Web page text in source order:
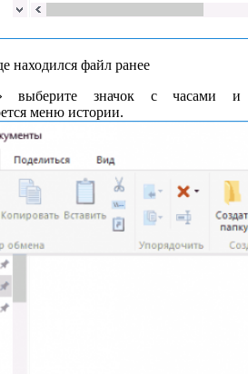
находился файл ранее
выберите значок с часами и
меню истории.